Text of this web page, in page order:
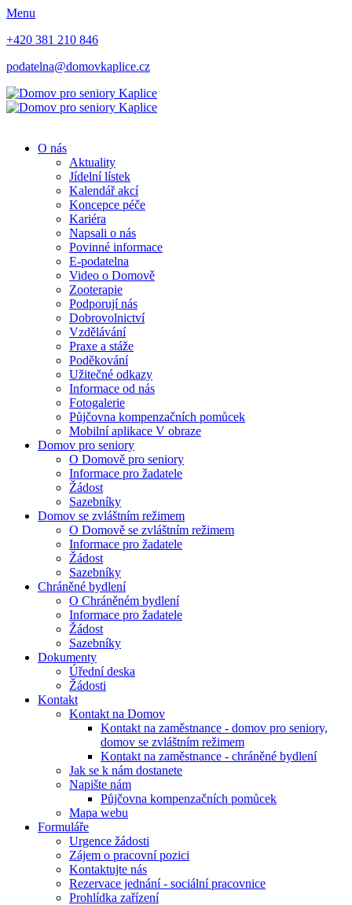
Menu
+420 381 210 846
podatelna@domovkaplice.cz
O nás
Aktuality
Jídelní lístek
Kalendář akcí
Koncepce péče
Kariéra
Napsali o nás
Povinné informace
E-podatelna
Video o Domově
Zooterapie
Podporují nás
Dobrovolnictví
Vzdělávání
Praxe a stáže
Poděkování
Užitečné odkazy
Informace od nás
Fotogalerie
Půjčovna kompenzačních pomůcek
Mobilní aplikace V obraze
Domov pro seniory
O Domově pro seniory
Informace pro žadatele
Žádost
Sazebníky
Domov se zvláštním režimem
O Domově se zvláštním režimem
Informace pro žadatele
Žádost
Sazebníky
Chráněné bydlení
O Chráněném bydlení
Informace pro žadatele
Žádost
Sazebníky
Dokumenty
Úřední deska
Žádosti
Kontakt
Kontakt na Domov
Kontakt na zaměstnance - domov pro seniory,
domov se zvláštním režimem
Kontakt na zaměstnance - chráněné bydlení
Jak se k nám dostanete
Napište nám
Půjčovna kompenzačních pomůcek
Mapa webu
Formuláře
Urgence žádosti
Zájem o pracovní pozici
Kontaktujte nás
Rezervace jednání - sociální pracovnice
Prohlídka zařízení